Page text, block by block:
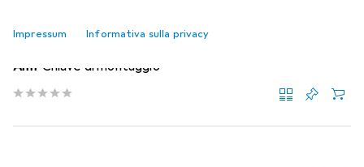
Impressum Informativa sulla privacy
Accessori per macchine
Amf Chiave di montaggio